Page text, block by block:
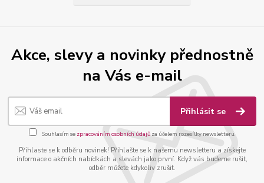
Akce, slevy a novinky přednostně
na Vás e-mail
Přihlásit se
Souhlasím se zpracováním osobních údajůza účelem rozesílky newsletteru.
Přihlaste se k odběru novinek! Přihlašte se k našemu newsletteru a získejte
informace o akčních nabídkách a slevách jako první. Když vás budeme rušit,
odběr můžete kdykoliv zrušit.